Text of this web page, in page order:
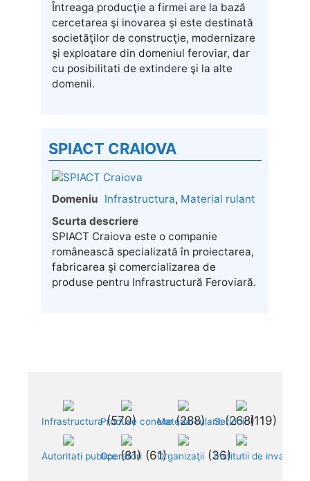
Întreaga producţie a firmei are la bază
cercetarea şi inovarea şi este destinată
societăţilor de construcţie, modernizare
şi exploatare din domeniul feroviar, dar
cu posibilitati de extindere şi la alte
domenii.
SPIACT CRAIOVA
Domeniu Infrastructura, Material rulant
Scurta descriere
SPIACT Craiova este o companie
românească specializată în proiectarea,
fabricarea şi comercializarea de
produse pentru Infrastructură Feroviară.
Infrastructura (570)
Produse conexe (288)
Material rulant (268)
Servicii
Autoritati publice (81)
Operatori (61)
Organizaţii (36)
Institutii de